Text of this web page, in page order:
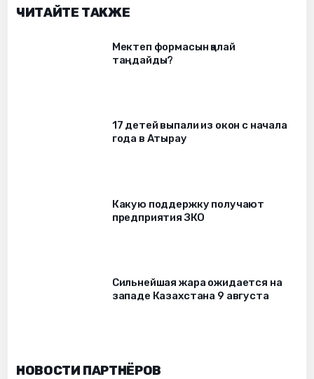
ЧИТАЙТЕ ТАКЖЕ
Мектеп формасын қалай
таңдайды?
17 детей выпали из окон c начала
года в Атырау
Какую поддержку получают
предприятия ЗКО
Сильнейшая жара ожидается на
западе Казахстана 9 августа
НОВОСТИ ПАРТНЁРОВ